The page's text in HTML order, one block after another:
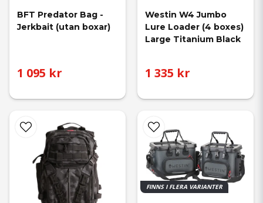
BFT Predator Bag -
Jerkbait (utan boxar)
1 095 kr
Westin W4 Jumbo
Lure Loader (4 boxes)
Large Titanium Black
1 335 kr
FINNS I FLERA VARIANTER